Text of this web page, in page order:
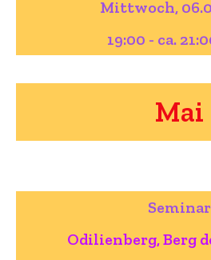
Mittwoch,
19:00 - ca.
Mai
Seminar
Odilienberg, Berg